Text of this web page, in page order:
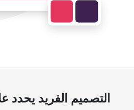
التصميم الفريد يحدد